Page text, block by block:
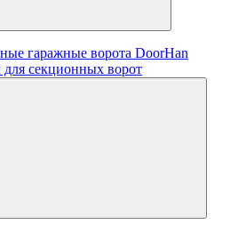
гаражные ворота DoorHan
для секционных ворот